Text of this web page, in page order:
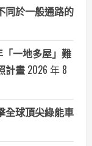
同於一般通路的
一地多屋」難
計畫 2026 年 8
全球頂尖綠能車